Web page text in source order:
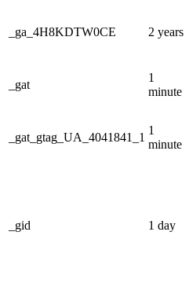
_ga_4H8KDTW0CE
2 years
_gat
1
minute
_gat_gtag_UA_4041841_1
1
minute
_gid 1 day